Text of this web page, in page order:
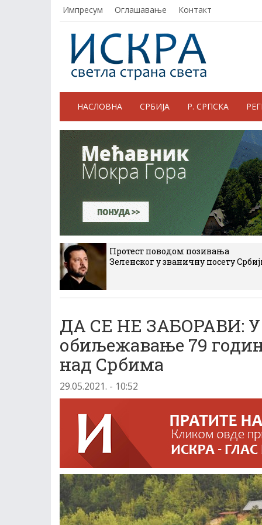
Импресум Оглашавање Контакт
НАСЛОВНА СРБИЈА Р. СРПСКА
Протест поводом позивања
Зеленског у званичну посету
ДА СЕ НЕ ЗАБОРАВИ:
обиљежавање 79
над Србима
29.05.2021. - 10:52